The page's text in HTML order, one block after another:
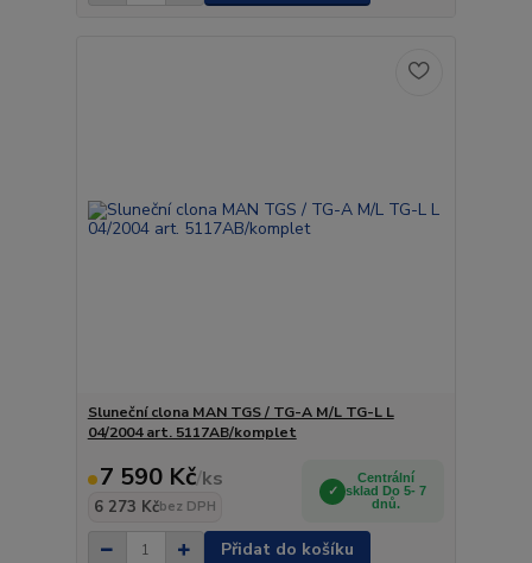
Sluneční clona MAN TGS / TG-A M/L TG-L L
04/2004 art. 5117AB/komplet
7 590 Kč/ks
6 273 Kčbez DPH
Centrální
sklad Do 5- 7
dnů.
Přidat do košíku